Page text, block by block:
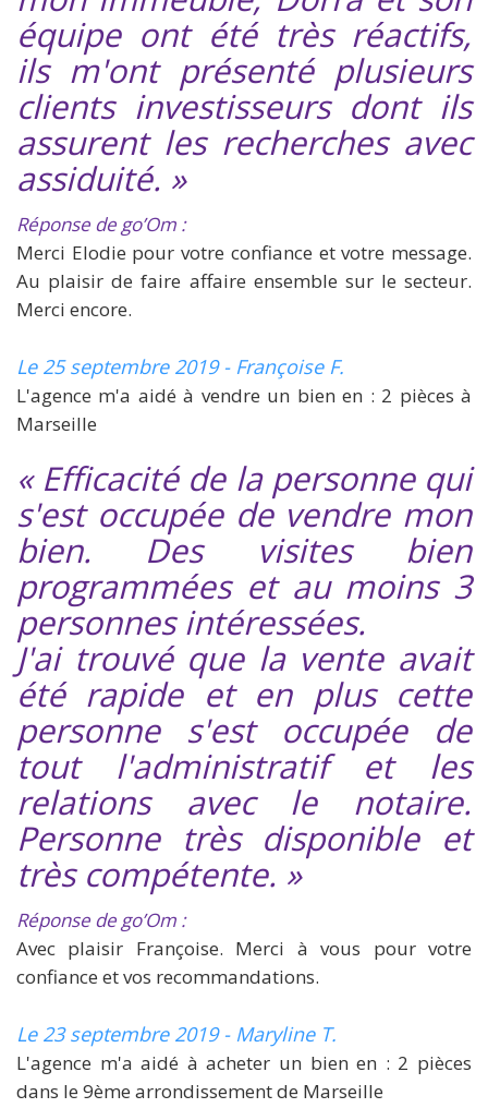
équipe ont été très réactifs,
ils m'ont présenté plusieurs
clients investisseurs dont ils
assurent les recherches avec
assiduité. »
Réponse de go’Om :
Merci Elodie pour votre confiance et votre message.
Au plaisir de faire affaire ensemble sur le secteur.
Merci encore.
Le 25 septembre 2019 - Françoise F.
L'agence m'a aidé à vendre un bien en : 2 pièces à
Marseille
« Efficacité de la personne qui
s'est occupée de vendre mon
bien. Des visites bien
programmées et au moins 3
personnes intéressées.
J'ai trouvé que la vente avait
été rapide et en plus cette
personne s'est occupée de
tout l'administratif et les
relations avec le notaire.
Personne très disponible et
très compétente. »
Réponse de go’Om :
Avec plaisir Françoise. Merci à vous pour votre
confiance et vos recommandations.
Le 23 septembre 2019 - Maryline T.
L'agence m'a aidé à acheter un bien en : 2 pièces
dans le 9ème arrondissement de Marseille